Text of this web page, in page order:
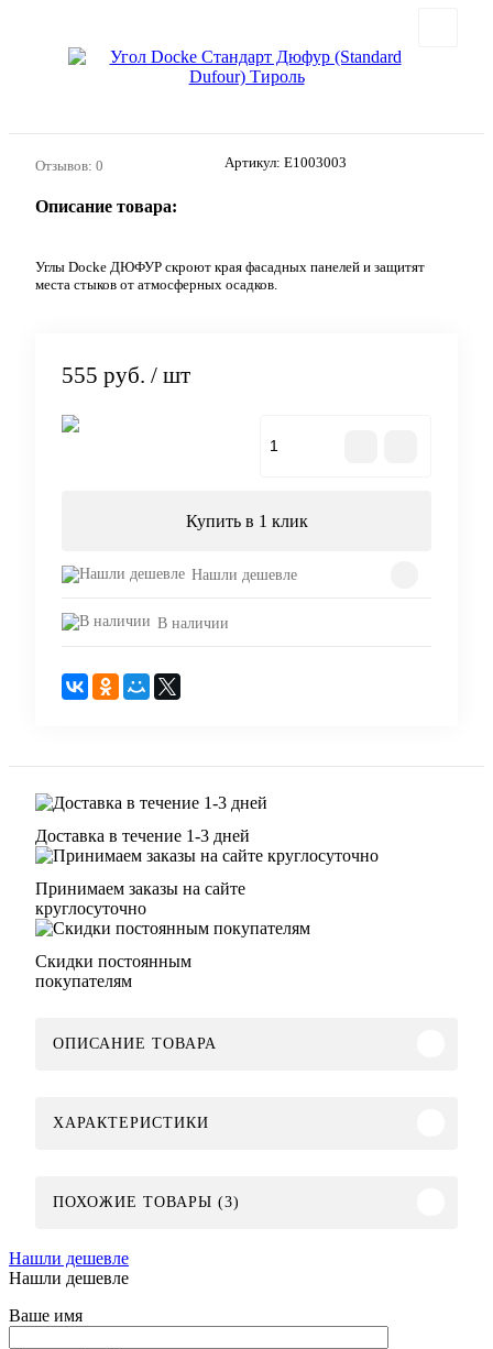
Отзывов: 0 Артикул: E1003003
Описание товара:
Углы Docke ДЮФУР скроют края фасадных панелей и защитят
места стыков от атмосферных осадков.
555 руб. / шт
Купить в 1 клик
Нашли дешевле
В наличии
Доставка в течение 1-3 дней
Принимаем заказы на сайте
круглосуточно
Скидки постоянным
покупателям
ОПИСАНИЕ ТОВАРА
ХАРАКТЕРИСТИКИ
ПОХОЖИЕ ТОВАРЫ (3)
Нашли дешевле
Нашли дешевле
Ваше имя